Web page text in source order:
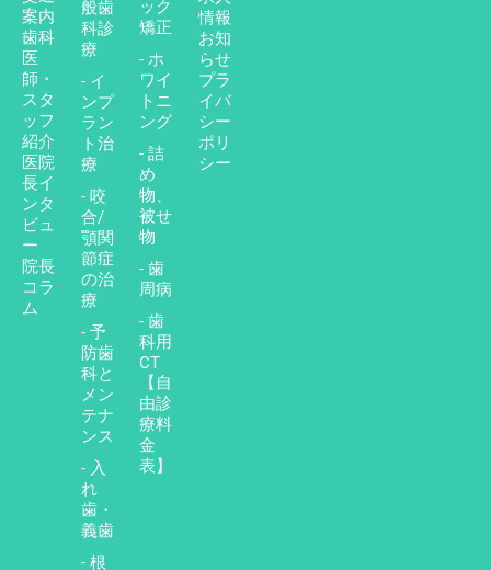
案内
歯科
医
師・
スタ
ッフ
紹介
医院
長イ
ンタ
ビュ
ー
院長
コラ
ム
般歯
科診
療
- イ
ンプ
ラン
ト治
療
- 咬
合/
顎関
節症
の治
療
- 予
防歯
科と
メン
テナ
ンス
- 入
れ
歯・
義歯
- 根
ック
矯正
- ホ
ワイ
トニ
ング
- 詰
め
物、
被せ
物
- 歯
周病
- 歯
科用
CT
【自
由診
療料
金
表】
情報
お知
らせ
プラ
イバ
シー
ポリ
シー